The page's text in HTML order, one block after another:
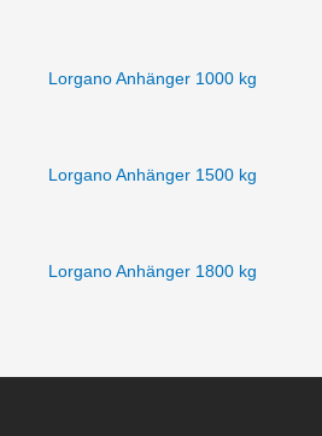
Lorgano Anhänger 1000 kg
Lorgano Anhänger 1500 kg
Lorgano Anhänger 1800 kg